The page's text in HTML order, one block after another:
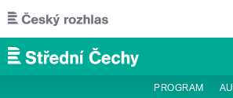
Přejít k hlavnímu obsahu
PROGRAM